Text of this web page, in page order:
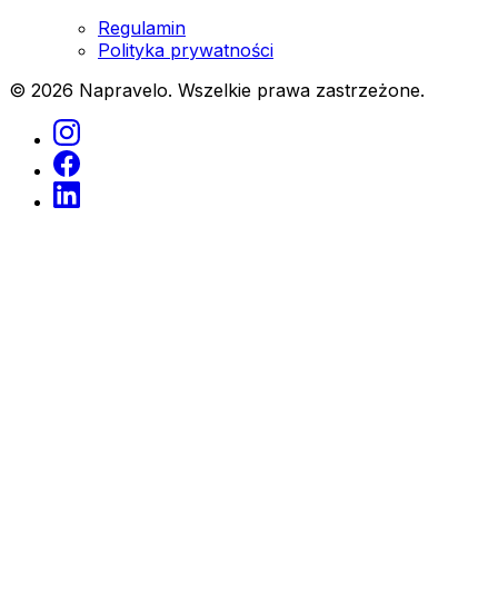
Regulamin
Polityka prywatności
© 2026 Napravelo. Wszelkie prawa zastrzeżone.